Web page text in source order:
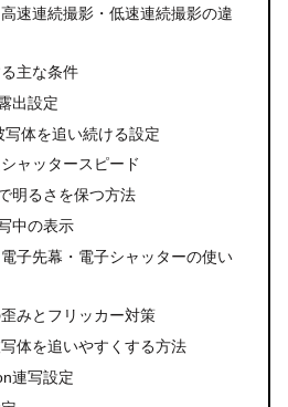
速連続撮影・低速連続撮影の違
主な条件
出設定
体を追い続ける設定
ャッタースピード
明るさを保つ方法
中の表示
子先幕・電子シャッターの使い
みとフリッカー対策
体を追いやすくする方法
連写設定